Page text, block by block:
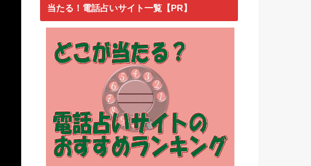
当たる！電話占いサイト一覧【PR】